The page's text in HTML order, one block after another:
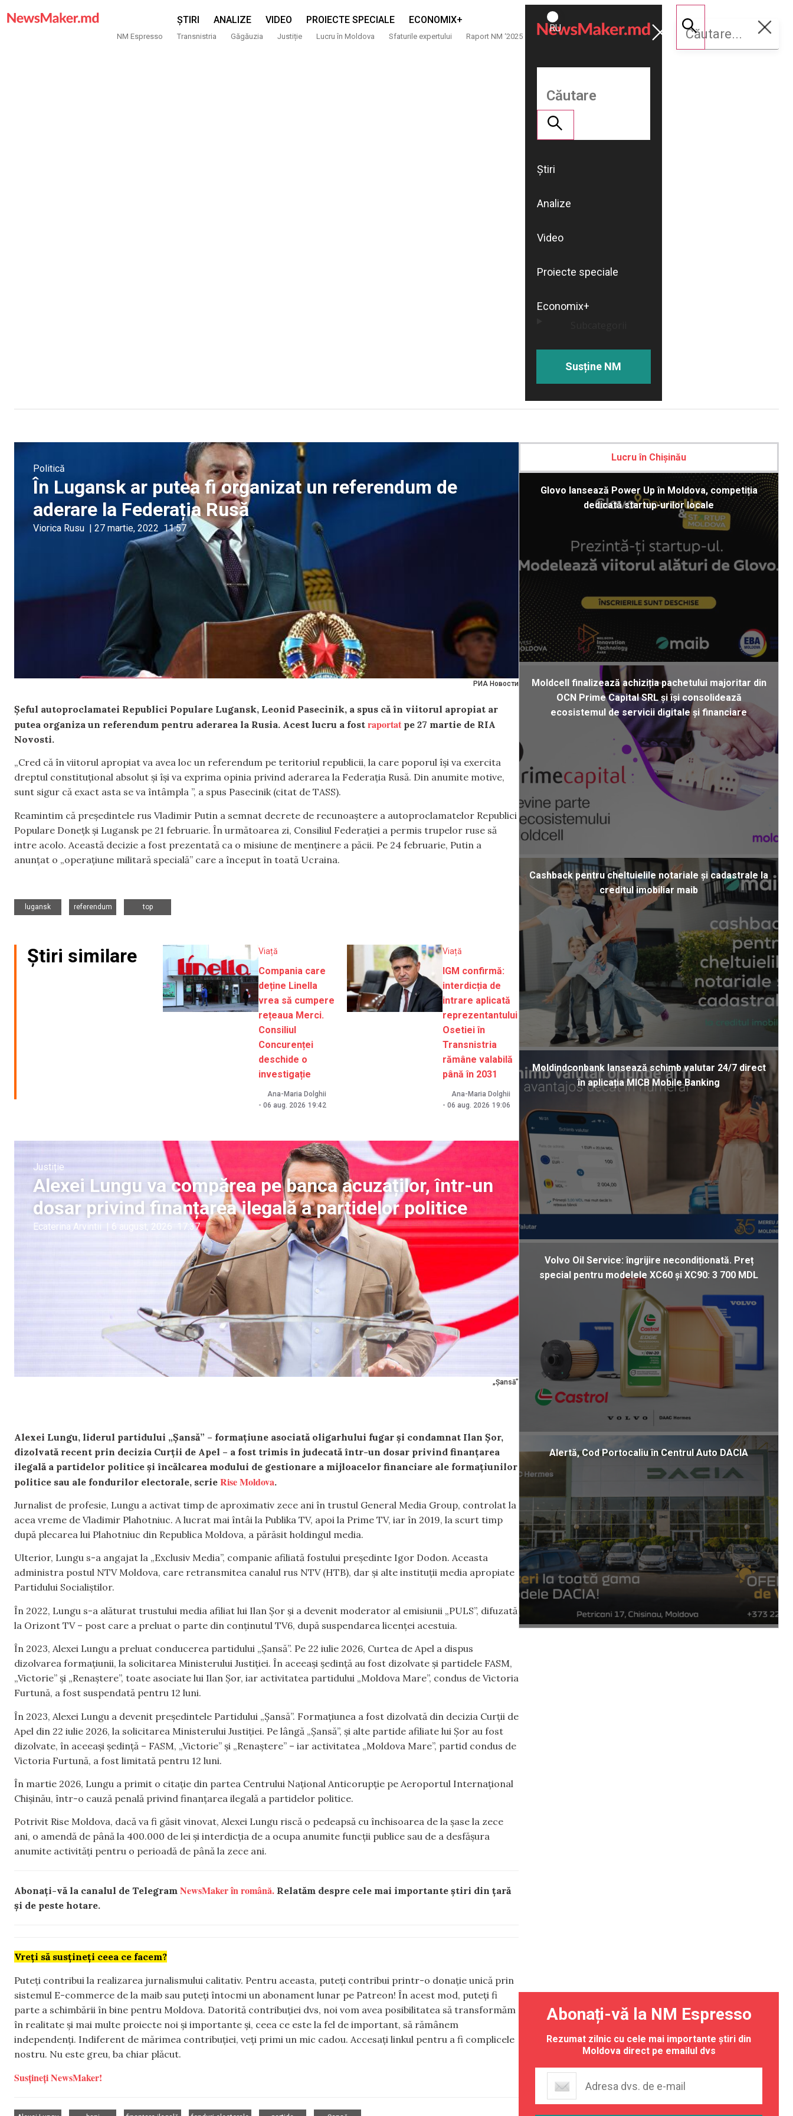
ȘTIRI ANALIZE VIDEO PROIECTE SPECIALE ECONOMIX+
NM Espresso Transnistria Găgăuzia Justiție Lucru în Moldova Sfaturile expertului Raport NM ‘2025
ROMÂNĂ
RU
Susține
NM
Știri
Analize
Video
Proiecte speciale
Economix+
Susține NM
РИА Новости
Politică
În Lugansk ar putea fi organizat un referendum de
aderare la Federația Rusă
Viorica Rusu | 27 martie, 2022 11:57
Șeful autoproclamatei Republici Populare Lugansk, Leonid Pasecinik, a spus că în viitorul apropiat ar
putea organiza un referendum pentru aderarea la Rusia. Acest lucru a fost raportat pe 27 martie de RIA
Novosti.
„Cred că în viitorul apropiat va avea loc un referendum pe teritoriul republicii, la care poporul își va exercita
dreptul constituțional absolut și își va exprima opinia privind aderarea la Federația Rusă. Din anumite motive,
sunt sigur că exact asta se va întâmpla ”, a spus Pasecinik (citat de TASS).
Reamintim că președintele rus Vladimir Putin a semnat decrete de recunoaștere a autoproclamatelor Republici
Populare Donețk și Lugansk pe 21 februarie. În următoarea zi, Consiliul Federației a permis trupelor ruse să
intre acolo. Această decizie a fost prezentată ca o misiune de menținere a păcii. Pe 24 februarie, Putin a
anunțat o „operațiune militară specială” care a început în toată Ucraina.
lugansk
referendum
top
Știri similare Viață
Compania care
deține Linella
vrea să cumpere
rețeaua Merci.
Consiliul
Concurenței
deschide o
investigație
Ana-Maria Dolghii
- 06 aug. 2026 19:42
Viață
IGM confirmă:
interdicția de
intrare aplicată
reprezentantului
Osetiei în
Transnistria
rămâne valabilă
până în 2031
Ana-Maria Dolghii
- 06 aug. 2026 19:06
„Șansă”
Justiție
Alexei Lungu va compărea pe banca acuzaților, într-un
dosar privind finanțarea ilegală a partidelor politice
Ecaterina Arvintii | 6 august, 2026 17:37
Alexei Lungu, liderul partidului „Șansă” – formațiune asociată oligarhului fugar și condamnat Ilan Șor,
dizolvată recent prin decizia Curții de Apel – a fost trimis în judecată într-un dosar privind finanțarea
ilegală a partidelor politice și încălcarea modului de gestionare a mijloacelor financiare ale formațiunilor
politice sau ale fondurilor electorale, scrie Rise Moldova.
Jurnalist de profesie, Lungu a activat timp de aproximativ zece ani în trustul General Media Group, controlat la
acea vreme de Vladimir Plahotniuc. A lucrat mai întâi la Publika TV, apoi la Prime TV, iar în 2019, la scurt timp
după plecarea lui Plahotniuc din Republica Moldova, a părăsit holdingul media.
Ulterior, Lungu s-a angajat la „Exclusiv Media”, companie afiliată fostului președinte Igor Dodon. Aceasta
administra postul NTV Moldova, care retransmitea canalul rus NTV (HTB), dar și alte instituții media apropiate
Partidului Socialiștilor.
În 2022, Lungu s-a alăturat trustului media afiliat lui Ilan Șor și a devenit moderator al emisiunii „PULS”, difuzată
la Orizont TV – post care a preluat o parte din conținutul TV6, după suspendarea licenței acestuia.
În 2023, Alexei Lungu a preluat conducerea partidului „Șansă”. Pe 22 iulie 2026, Curtea de Apel a dispus
dizolvarea formațiunii, la solicitarea Ministerului Justiției. În aceeași ședință au fost dizolvate și partidele FASM,
„Victorie” și „Renaștere”, toate asociate lui Ilan Șor, iar activitatea partidului „Moldova Mare”, condus de Victoria
Furtună, a fost suspendată pentru 12 luni.
În 2023, Alexei Lungu a devenit președintele Partidului „Șansă”. Formațiunea a fost dizolvată din decizia Curții de
Apel din 22 iulie 2026, la solicitarea Ministerului Justiției. Pe lângă „Șansă”, și alte partide afiliate lui Șor au fost
dizolvate, în aceeași ședință – FASM, „Victorie” și „Renaștere” – iar activitatea „Moldova Mare”, partid condus de
Victoria Furtună, a fost limitată pentru 12 luni.
În martie 2026, Lungu a primit o citație din partea Centrului Național Anticorupție pe Aeroportul Internațional
Chișinău, într-o cauză penală privind finanțarea ilegală a partidelor politice.
Potrivit Rise Moldova, dacă va fi găsit vinovat, Alexei Lungu riscă o pedeapsă cu închisoarea de la șase la zece
ani, o amendă de până la 400.000 de lei și interdicția de a ocupa anumite funcții publice sau de a desfășura
anumite activități pentru o perioadă de până la zece ani.
Abonați-vă la canalul de Telegram NewsMaker în română. Relatăm despre cele mai importante știri din țară
și de peste hotare.
Vreți să susțineți ceea ce facem?
Puteți contribui la realizarea jurnalismului calitativ. Pentru aceasta, puteți contribui printr-o donație unică prin
sistemul E-commerce de la maib sau puteți întocmi un abonament lunar pe Patreon! În acest mod, puteți fi
parte a schimbării în bine pentru Moldova. Datorită contribuției dvs, noi vom avea posibilitatea să transformăm
în realitate și mai multe proiecte noi și importante și, ceea ce este la fel de important, să rămânem
independenți. Indiferent de mărimea contribuției, veți primi un mic cadou. Accesați linkul pentru a fi complicele
nostru. Nu este greu, ba chiar plăcut.
Susțineți NewsMaker!
Lucru în Chișinău
Glovo lansează Power Up în Moldova, competiția
dedicată startup-urilor locale
Moldcell finalizează achiziția pachetului majoritar din
OCN Prime Capital SRL și își consolidează
ecosistemul de servicii digitale și financiare
Cashback pentru cheltuielile notariale și cadastrale la
creditul imobiliar maib
Moldindconbank lansează schimb valutar 24/7 direct
în aplicația MICB Mobile Banking
Volvo Oil Service: îngrijire necondiționată. Preț
special pentru modelele XC60 și XC90: 3 700 MDL
Alertă, Cod Portocaliu în Centrul Auto DACIA
Abonați-vă la NM Espresso
Rezumat zilnic cu cele mai importante știri din
Moldova direct pe emailul dvs